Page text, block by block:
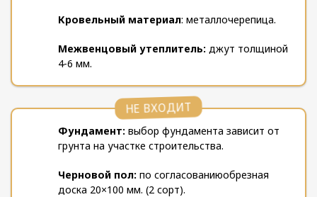
Кровельный материал: металлочерепица.
Межвенцовый утеплитель: джут толщиной
4-6 мм.
НЕ ВХОДИТ
Фундамент: выбор фундамента зависит от
грунта на участке строительства.
Черновой пол: по согласованиюобрезная
доска 20×100 мм. (2 сорт).